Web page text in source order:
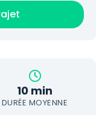
10 min
DURÉE MOYENNE